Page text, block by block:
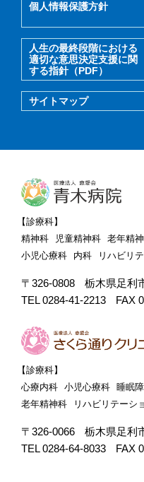
個人情報保護方針
人生の最終段階における
適切な意思決定支援に関
する指針（PDF）
サイトマップ
【診療科】
精神科
児童精神科 老年精
小児心療科
内科 リハビリ
〒326-0808
栃木県足利
TEL 0284-41-2213
FAX
【診療科】
心療内科 小児心療科 睡眠
老年精神科
リハビリテーシ
〒326-0066
栃木県足利
TEL 0284-64-8033
FAX